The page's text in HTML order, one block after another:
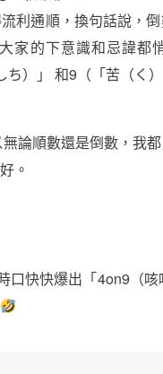
利通順，換句話說，
家的下意識和忌諱都
ち）」 和9（「苦（く
論順數還是倒數，我
。
口快快爆出「4on9（